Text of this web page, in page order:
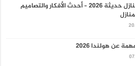
ديكورات منازل حديثة 2026 – أحدث الأفكار والتصاميم
عن هولندا 2026